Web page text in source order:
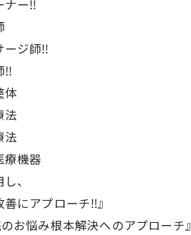
ー‼️
ジ師‼️
‼️
体
法
法
療機器
、
善にアプローチ‼️』
お悩み根本解決へのアプローチ』